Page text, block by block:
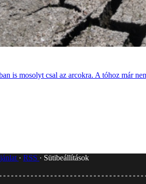
is mosolyt csal az arcokra. A tóhoz már
RSS
Sütibeállítások